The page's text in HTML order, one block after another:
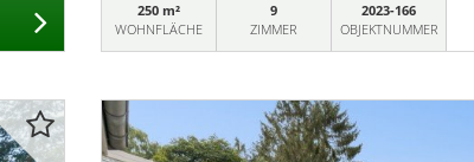
250 m²
WOHNFLÄCHE
9
ZIMMER
2023-166
OBJEKTNUMMER